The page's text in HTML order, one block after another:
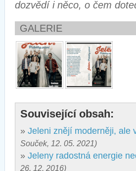
dozvědí i něco, o čem
GALERIE
Související obsah:
» Jeleni znějí moderněji, ale
Souček, 12. 05. 2021)
» Jeleny radostná energie
26. 12. 2016)